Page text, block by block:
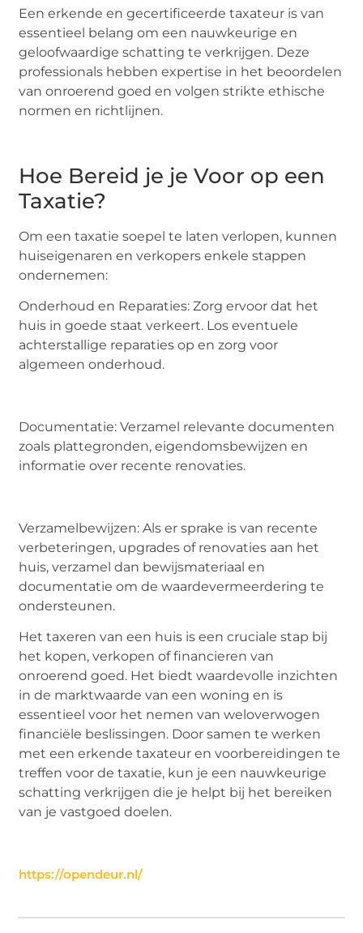
Een erkende en gecertificeerde taxateur is van
essentieel belang om een nauwkeurige en
geloofwaardige schatting te verkrijgen. Deze
professionals hebben expertise in het beoordelen
van onroerend goed en volgen strikte ethische
normen en richtlijnen.
Hoe Bereid je je Voor op een
Taxatie?
Om een taxatie soepel te laten verlopen, kunnen
huiseigenaren en verkopers enkele stappen
ondernemen:
Onderhoud en Reparaties: Zorg ervoor dat het
huis in goede staat verkeert. Los eventuele
achterstallige reparaties op en zorg voor
algemeen onderhoud.
Documentatie: Verzamel relevante documenten
zoals plattegronden, eigendomsbewijzen en
informatie over recente renovaties.
Verzamelbewijzen: Als er sprake is van recente
verbeteringen, upgrades of renovaties aan het
huis, verzamel dan bewijsmateriaal en
documentatie om de waardevermeerdering te
ondersteunen.
Het taxeren van een huis is een cruciale stap bij
het kopen, verkopen of financieren van
onroerend goed. Het biedt waardevolle inzichten
in de marktwaarde van een woning en is
essentieel voor het nemen van weloverwogen
financiële beslissingen. Door samen te werken
met een erkende taxateur en voorbereidingen te
treffen voor de taxatie, kun je een nauwkeurige
schatting verkrijgen die je helpt bij het bereiken
van je vastgoed doelen.
https://opendeur.nl/